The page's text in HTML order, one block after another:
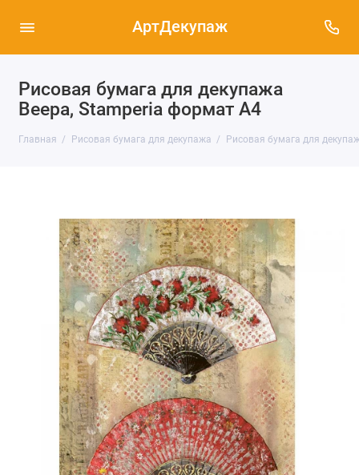
АртДекупаж
Рисовая бумага для декупажа
Веера, Stamperia формат А4
Главная Рисовая бумага для декупажа Рисовая бумага для